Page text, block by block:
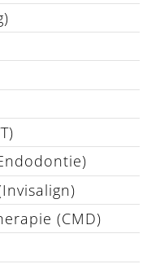
(CMD)